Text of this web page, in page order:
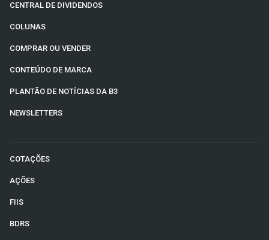
CENTRAL DE DIVIDENDOS
COLUNAS
COMPRAR OU VENDER
CONTEÚDO DE MARCA
PLANTÃO DE NOTÍCIAS DA B3
NEWSLETTERS
COTAÇÕES
AÇÕES
FIIS
BDRS